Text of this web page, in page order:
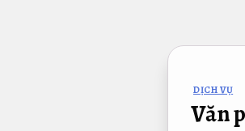
DỊCH VỤ
Văn